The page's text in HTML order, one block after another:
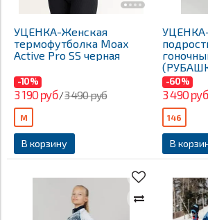
УЦЕНКА-Женская
термофутболка Moax
Active Pro SS черная
-10%
3 190 руб/3 490 руб
В корзину
M
-60%
3 490 руб
В
146